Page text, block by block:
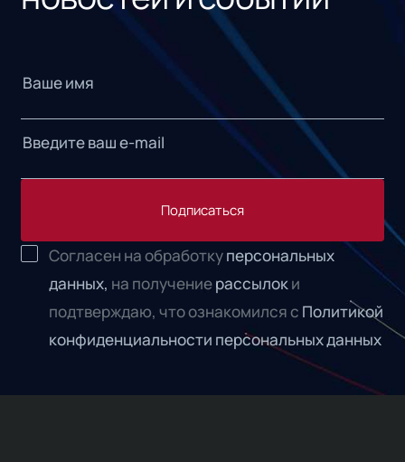
Подписаться
Согласен на обработкуперсональных
данных, на получениерассылоки
подтверждаю, что ознакомился с Политикой
конфиденциальности персональных данных